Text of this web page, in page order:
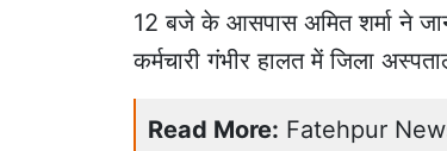
12 बजे के आसपास अमित शर्मा ने
कर्मचारी गंभीर हालत में जिला
Read More: Fatehpur